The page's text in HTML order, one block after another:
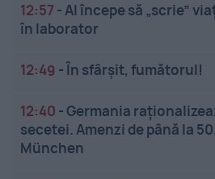
12:57 -AI începe să „scrie”
în laborator
12:49 -În sfârșit, fumătorul!
12:40 -Germania
secetei. Amenzi de până la
München